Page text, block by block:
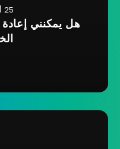
25 أبريل، 2022
هل يمكنني